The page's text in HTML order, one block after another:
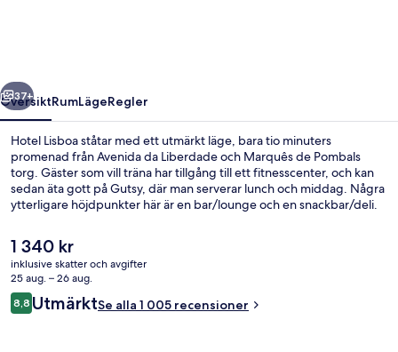
Nästa
37+
ÖversiktRumLägeRegler
Hotel Lisboa ståtar med ett utmärkt läge, bara tio minuters
promenad från Avenida da Liberdade och Marquês de Pombals
torg. Gäster som vill träna har tillgång till ett fitnesscenter, och kan
sedan äta gott på Gutsy, där man serverar lunch och middag. Några
ytterligare höjdpunkter här är en bar/lounge och en snackbar/deli.
Avenida Station ligger 4 minuter bort och till Marquês de Pombal
Station tar det inte mer än 7 minuter att gå.
Det
nuvarande
priset
är
1 340 kr
1 340 kr
inklusive skatter och avgifter
25 aug. – 26 aug.
Recensioner
8,88,8 av 10,
UtmärktSe alla 1 005 recensioner